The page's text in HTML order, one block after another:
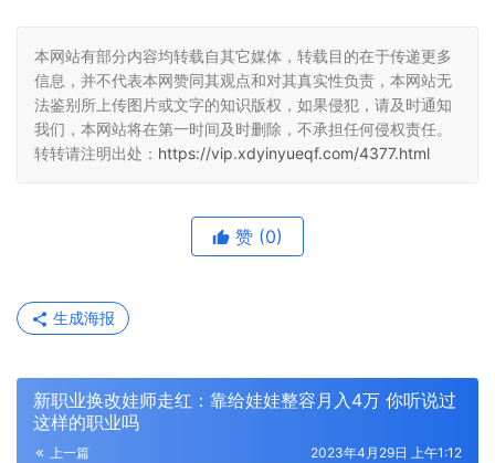
本网站有部分内容均转载自其它媒体，转载目的在于传递更多
信息，并不代表本网赞同其观点和对其真实性负责，本网站无
法鉴别所上传图片或文字的知识版权，如果侵犯，请及时通知
我们，本网站将在第一时间及时删除，不承担任何侵权责任。
转转请注明出处： https://vip.xdyinyueqf.com/4377.html
赞 (0)
生成海报
新职业换改娃师走红：靠给娃娃整容月入4万 你听说过
这样的职业吗
上一篇 2023年4月29日 上午1:12